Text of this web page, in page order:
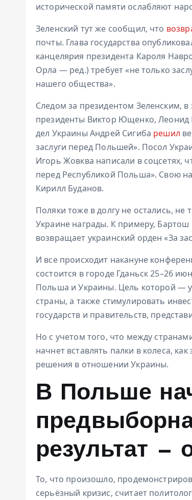
исторической памяти ослабляют
Зеленский тут же сообщил, что
почты. Глава государства
канцелярия президента Кароля
Орла — ред.) требует «не только
нашего общества».
Следом за президентом Зеленским,
президенты Виктор Ющенко, Леонид
дел Украины Андрей Сигиба решил
заслуги перед Польшей». Посол
Игорь Жовква написали в соцсетях,
перед Республикой Польша». Свою
Кирилл Буданов.
Поляки тоже в долгу не остались, не
Украине награды. К примеру,
возвращает украинский орден «За
И все происходит накануне
состоится в городе Гданьск 25–26
Польша и Украины. Цель которой —
страны, а также стимулировать
государств и правительств,
Но с учетом того, что между
начнет вставлять палки в колеса,
решения в отношении Украины.
В Польше
результат —
То, что произошло,
серьёзный кризис, считает